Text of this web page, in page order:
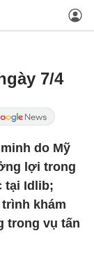
7/4
do Mỹ
lợi trong
tại Idlib;
khám
trong vụ tấn